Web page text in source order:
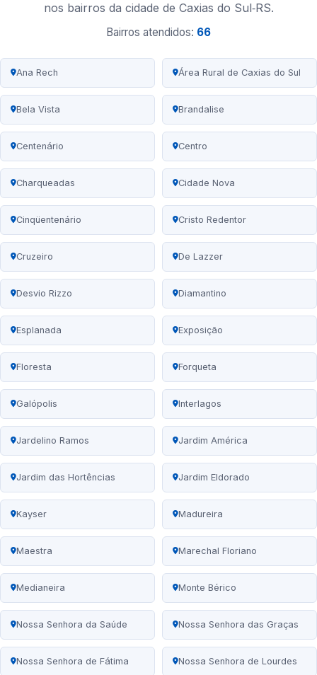
nos bairros da cidade de Caxias do Sul‑RS.
Bairros atendidos: 66
Ana Rech Área Rural de Caxias do Sul
Bela Vista Brandalise
Centenário Centro
Charqueadas Cidade Nova
Cinqüentenário Cristo Redentor
Cruzeiro De Lazzer
Desvio Rizzo Diamantino
Esplanada Exposição
Floresta Forqueta
Galópolis Interlagos
Jardelino Ramos Jardim América
Jardim das Hortências Jardim Eldorado
Kayser Madureira
Maestra Marechal Floriano
Medianeira Monte Bérico
Nossa Senhora da Saúde Nossa Senhora das Graças
Nossa Senhora de Fátima Nossa Senhora de Lourdes